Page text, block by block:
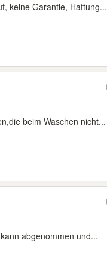
keine Garantie, Haftung...
beim Waschen nicht...
abgenommen und...